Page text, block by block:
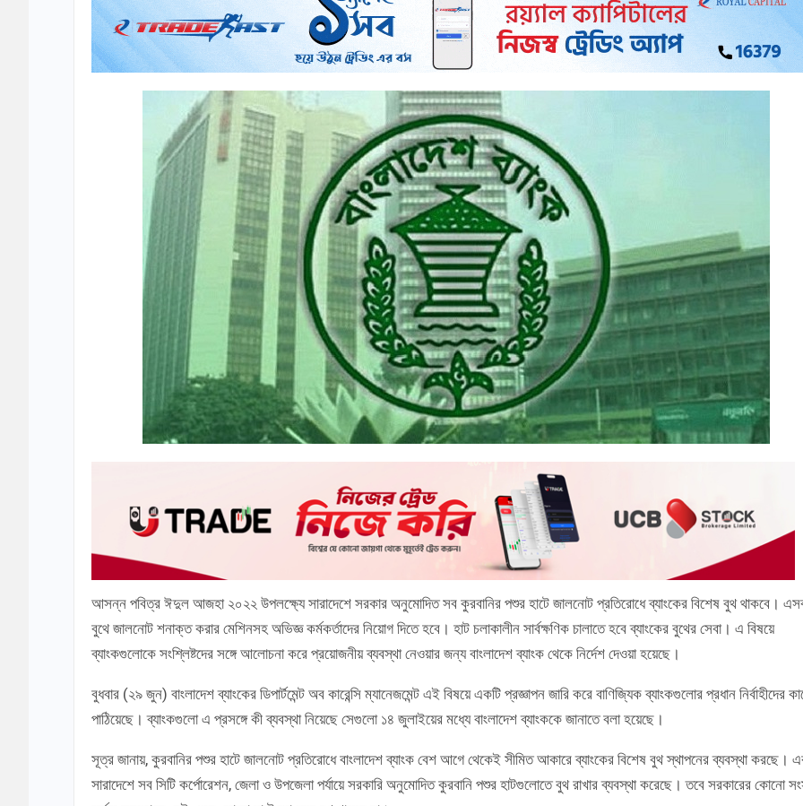
আসন্ন পবিত্র ঈদুল আজহা ২০২২ উপলক্ষ্যে সারাদেশে সরকার অনুমোদিত সব কুরবানির পশুর হাটে জালনোট প্রতিরোধে ব্যাংকের বিশেষ বুথ থাকবে।
বুথে জালনোট শনাক্ত করার মেশিনসহ অভিজ্ঞ কর্মকর্তাদের নিয়োগ দিতে হবে। হাট চলাকালীন সার্বক্ষণিক চালাতে হবে ব্যাংকের বুথের সেবা। এ বিষয়ে
ব্যাংকগুলোকে সংশ্লিষ্টদের সঙ্গে আলোচনা করে প্রয়োজনীয় ব্যবস্থা নেওয়ার জন্য বাংলাদেশ ব্যাংক থেকে নির্দেশ দেওয়া হয়েছে।
বুধবার (২৯ জুন) বাংলাদেশ ব্যাংকের ডিপার্টমেন্ট অব কারেন্সি ম্যানেজমেন্ট এই বিষয়ে একটি প্রজ্ঞাপন জারি করে বাণিজ্যিক ব্যাংকগুলোর প্রধান নির্বাহীদের
পাঠিয়েছে। ব্যাংকগুলো এ প্রসঙ্গে কী ব্যবস্থা নিয়েছে সেগুলো ১৪ জুলাইয়ের মধ্যে বাংলাদেশ ব্যাংককে জানাতে বলা হয়েছে।
সূত্র জানায়, কুরবানির পশুর হাটে জালনোট প্রতিরোধে বাংলাদেশ ব্যাংক বেশ আগে থেকেই সীমিত আকারে ব্যাংকের বিশেষ বুথ স্থাপনের ব্যবস্থা করছে।
সারাদেশে সব সিটি কর্পোরেশন, জেলা ও উপজেলা পর্যায়ে সরকারি অনুমোদিত কুরবানি পশুর হাটগুলোতে বুথ রাখার ব্যবস্থা করেছে। তবে সরকারের কোনো